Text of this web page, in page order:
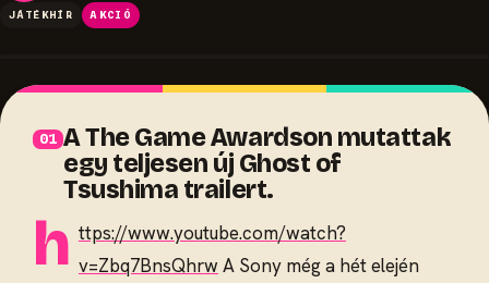
JÁTÉKHÍR AKCIÓ
A The Game Awardson mutattak
egy teljesen új Ghost of
Tsushima trailert.
h ttps://www.youtube.com/watch?
v=Zbq7BnsQhrw A Sony még a hét elején